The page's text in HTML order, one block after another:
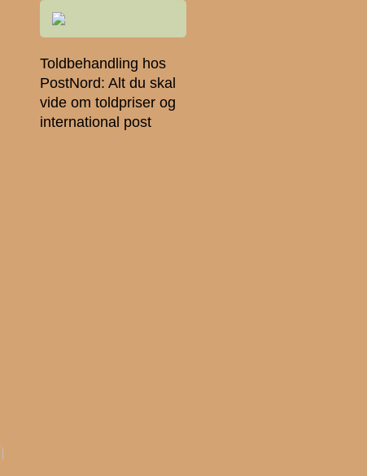
Toldbehandling hos
PostNord: Alt du skal
vide om toldpriser og
international post